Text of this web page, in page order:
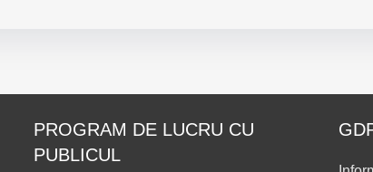
PROGRAM DE LUCRU CU
PUBLICUL